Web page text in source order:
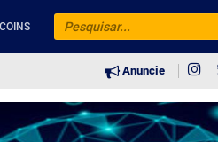
Anuncie